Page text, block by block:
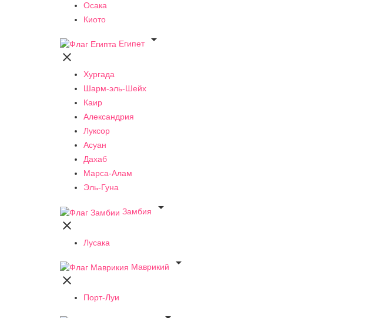
Осака
Киото
Египет


Хургада
Шарм-эль-Шейх
Каир
Александрия
Луксор
Асуан
Дахаб
Марса-Алам
Эль-Гуна
Замбия


Лусака
Маврикий


Порт-Луи